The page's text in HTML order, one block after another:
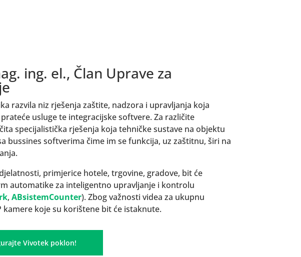
ing. el., Član Uprave za
razvila niz rješenja zaštite, nadzora i upravljanja koja
usluge te integracijske softvere. Za različite
specijalistička rješenja koja tehničke sustave na objektu
bussines softverima čime im se funkcija, uz zaštitnu, širi na
primjerice hotele, trgovine, gradove, bit će
automatike za inteligentno upravljanje i kontrolu
,ABsistemCounter). Zbog važnosti videa za ukupnu
koje su korištene bit će istaknute.
Vivotek poklon!